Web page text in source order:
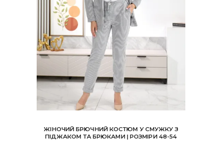
ЖІНОЧИЙ БРЮЧНИЙ КОСТЮМ У СМУЖКУ З
ПІДЖАКОМ ТА БРЮКАМИ | РОЗМІРИ 48-54